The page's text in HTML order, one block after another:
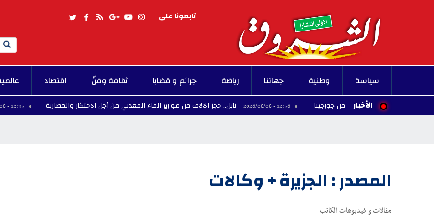
تابعونا على
Search
سياسة وطنية جهاتنا رياضة جرائم و قضايا ثقافة وفنّ اقتصاد
الأخبار
22:56 - 2026/08/08 نابل.. حجز الالاف من قوارير الماء المعدني من أجل الاحتكار والمضاربة 22:35 - 2026/08/08
المصدر : الجزيرة + وكالات
مقالات و فيديوهات الكاتب